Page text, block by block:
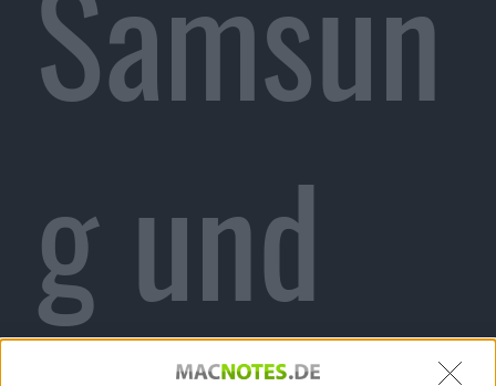
g und